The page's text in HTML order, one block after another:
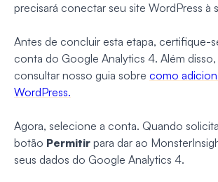
precisará conectar seu site WordPress à
Antes de concluir esta etapa, certifique-
conta do Google Analytics 4. Além
consultar nosso guia sobre como
WordPress.
Agora, selecione a conta. Quando
botão Permitir para dar ao
seus dados do Google Analytics 4.